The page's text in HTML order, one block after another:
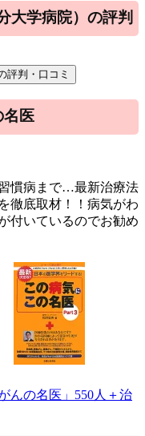
大学病院）の評判
名医
慣病まで…最新治療法
徹底取材！！病気がわ
付いているのでお勧め
んの名医」550人＋治